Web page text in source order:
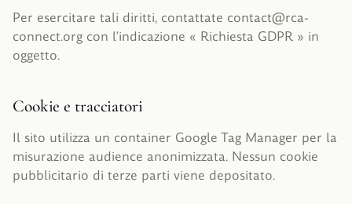
Per esercitare tali diritti, contattate contact@rca-
connect.org con l'indicazione « Richiesta GDPR » in
oggetto.
Cookie e tracciatori
Il sito utilizza un container Google Tag Manager per la
misurazione audience anonimizzata. Nessun cookie
pubblicitario di terze parti viene depositato.